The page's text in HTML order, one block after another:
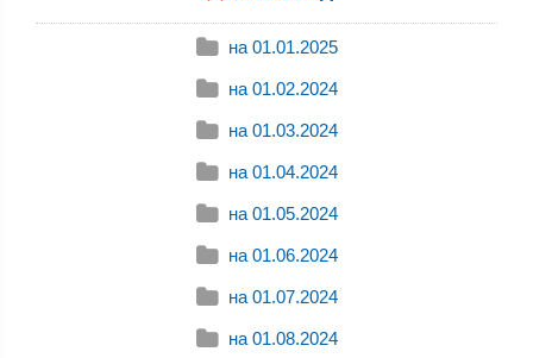
на 01.01.2025
на 01.02.2024
на 01.03.2024
на 01.04.2024
на 01.05.2024
на 01.06.2024
на 01.07.2024
на 01.08.2024